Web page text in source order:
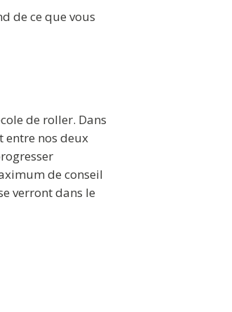
de ce que vous
de roller. Dans
entre nos deux
de conseil
verront dans le